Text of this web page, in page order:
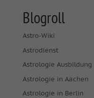
Blogroll
Astro-Wiki
Astrodienst
Astrologie Ausbildung
Astrologie in Aachen
Astrologie in Berlin